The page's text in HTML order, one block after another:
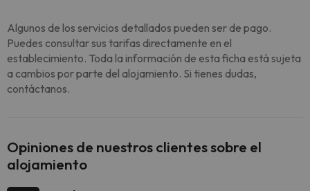
Algunos de los servicios detallados pueden ser de pago.
Puedes consultar sus tarifas directamente en el
establecimiento. Toda la información de esta ficha está sujeta
a cambios por parte del alojamiento. Si tienes dudas,
contáctanos.
Opiniones de nuestros clientes sobre el
alojamiento